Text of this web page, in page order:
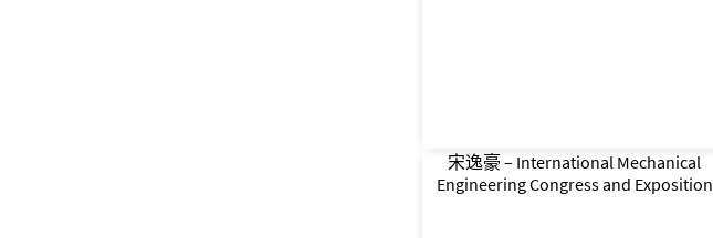
宋逸豪 – International Mechanical
Engineering Congress and Exposition